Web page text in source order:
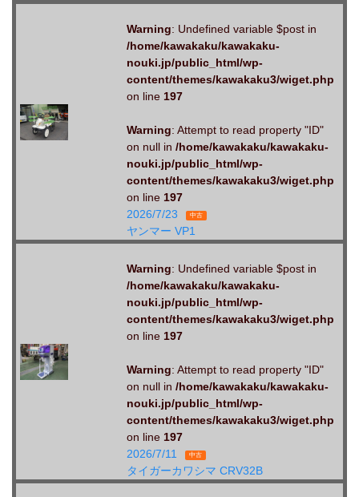
Warning: Undefined variable $post in
/home/kawakaku/kawakaku-
nouki.jp/public_html/wp-
content/themes/kawakaku3/wiget.php
on line 197
Warning: Attempt to read property "ID"
on null in /home/kawakaku/kawakaku-
nouki.jp/public_html/wp-
content/themes/kawakaku3/wiget.php
on line 197
2026/7/23
中古
ヤンマー VP1
Warning: Undefined variable $post in
/home/kawakaku/kawakaku-
nouki.jp/public_html/wp-
content/themes/kawakaku3/wiget.php
on line 197
Warning: Attempt to read property "ID"
on null in /home/kawakaku/kawakaku-
nouki.jp/public_html/wp-
content/themes/kawakaku3/wiget.php
on line 197
2026/7/11
中古
タイガーカワシマ CRV32B